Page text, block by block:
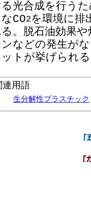
光合成を行う
CO2を環境に排
。脱石油効果
ンなどの発生が
ットが挙げられ
連用語
生分解性プラスチック